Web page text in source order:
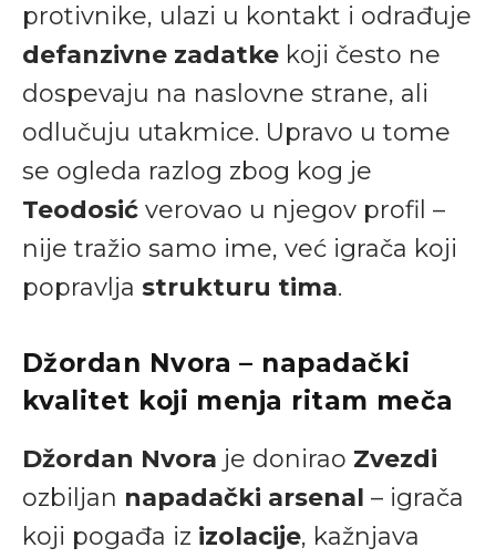
protivnike, ulazi u kontakt i odrađuje
defanzivne zadatke koji često ne
dospevaju na naslovne strane, ali
odlučuju utakmice. Upravo u tome
se ogleda razlog zbog kog je
Teodosić verovao u njegov profil –
nije tražio samo ime, već igrača koji
popravlja strukturu tima.
Džordan Nvora – napadački
kvalitet koji menja ritam meča
Džordan Nvora je donirao Zvezdi
ozbiljan napadački arsenal – igrača
koji pogađa iz izolacije, kažnjava